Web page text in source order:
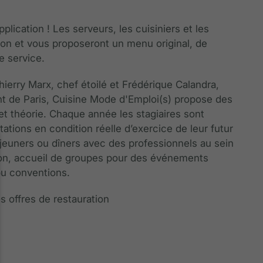
! Les serveurs, les cuisiniers et les
et vous proposeront un menu original, de
service.
Marx, chef étoilé et Frédérique Calandra,
de Paris, Cuisine Mode d'Emploi(s) propose des
théorie. Chaque année les stagiaires sont
en condition réelle d’exercice de leur futur
ou dîners avec des professionnels au sein
accueil de groupes pour des événements
conventions.
offres de restauration